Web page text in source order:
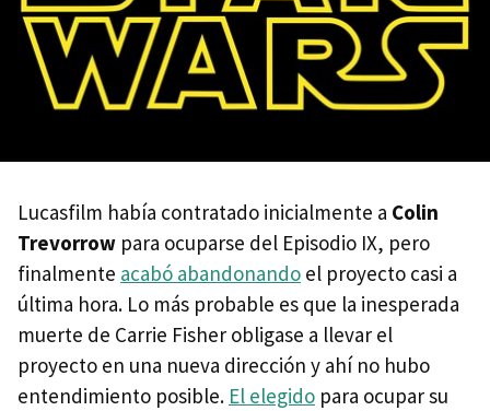
Lucasfilm había contratado inicialmente a Colin
Trevorrow para ocuparse del Episodio IX, pero
finalmente acabó abandonando el proyecto casi a
última hora. Lo más probable es que la inesperada
muerte de Carrie Fisher obligase a llevar el
proyecto en una nueva dirección y ahí no hubo
entendimiento posible. El elegido para ocupar su